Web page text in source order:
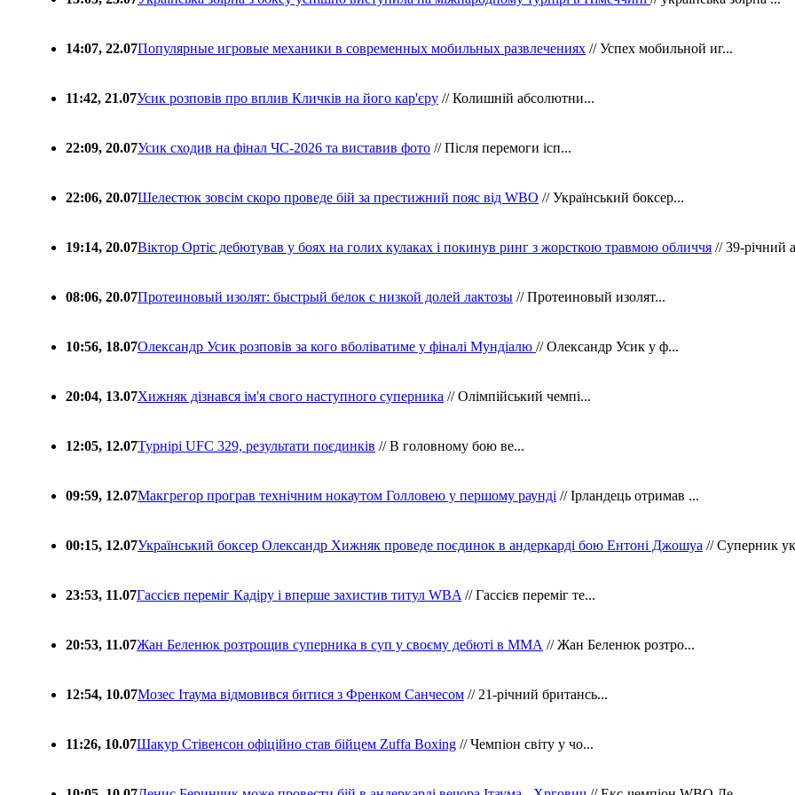
14:07, 22.07Популярные игровые механики в современных мобильных развлечениях // Успех мобильной иг...
11:42, 21.07Усик розповів про вплив Кличків на його кар'єру // Колишній абсолютни...
22:09, 20.07Усик сходив на фінал ЧС-2026 та виставив фото // Після перемоги ісп...
22:06, 20.07Шелестюк зовсім скоро проведе бій за престижний пояс від WBO // Український боксер...
19:14, 20.07Віктор Ортіс дебютував у боях на голих кулаках і покинув ринг з жорсткою травмою обличчя // 39-річний
08:06, 20.07Протеиновый изолят: быстрый белок с низкой долей лактозы // Протеиновый изолят...
10:56, 18.07Олександр Усик розповів за кого вболіватиме у фіналі Мундіалю // Олександр Усик у ф...
20:04, 13.07Хижняк дізнався ім'я свого наступного суперника // Олімпійський чемпі...
12:05, 12.07Турнірі UFC 329, результати поєдинків // В головному бою ве...
09:59, 12.07Макгрегор програв технічним нокаутом Голловею у першому раунді // Ірландець отримав ...
00:15, 12.07Український боксер Олександр Хижняк проведе поєдинок в андеркарді бою Ентоні Джошуа // Суперник
23:53, 11.07Гассієв переміг Кадіру і вперше захистив титул WBA // Гассієв переміг те...
20:53, 11.07Жан Беленюк розтрощив суперника в суп у своєму дебюті в ММА // Жан Беленюк розтро...
12:54, 10.07Мозес Ітаума відмовився битися з Френком Санчесом // 21-річний британсь...
11:26, 10.07Шакур Стівенсон офіційно став бійцем Zuffa Boxing // Чемпіон світу у чо...